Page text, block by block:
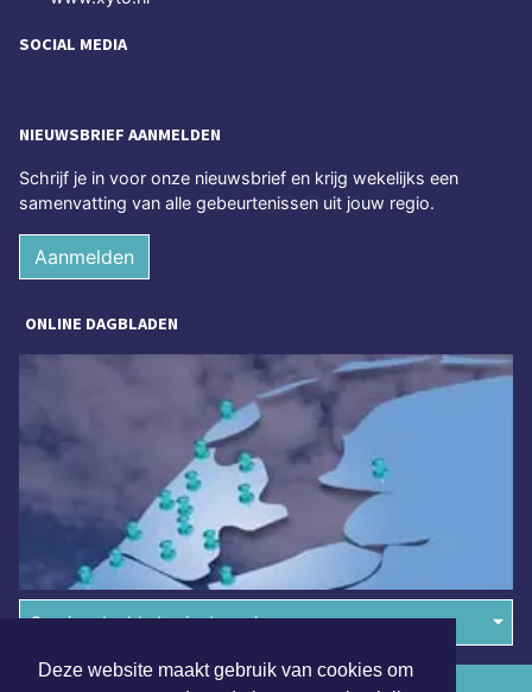
Deze website maakt gebruik van cookies om
SOCIAL MEDIA
NIEUWSBRIEF AANMELDEN
Schrijf je in voor onze nieuwsbrief en krijg wekelijks een
samenvatting van alle gebeurtenissen uit jouw regio.
Aanmelden
ONLINE DAGBLADEN
Overige dagbladen in de regio